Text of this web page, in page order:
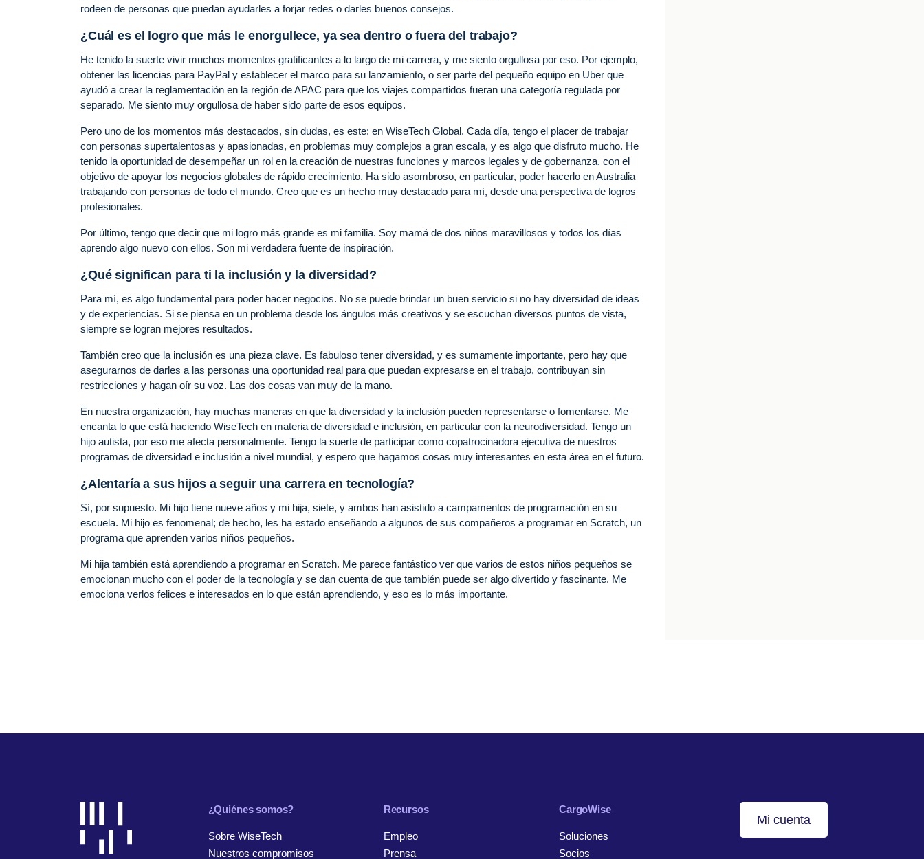
rodeen de personas que puedan ayudarles a forjar redes o darles buenos consejos.
¿Cuál es el logro que más le enorgullece, ya sea dentro o fuera del trabajo?
He tenido la suerte vivir muchos momentos gratificantes a lo largo de mi carrera, y me siento orgullosa por eso. Por ejemplo,
obtener las licencias para PayPal y establecer el marco para su lanzamiento, o ser parte del pequeño equipo en Uber que
ayudó a crear la reglamentación en la región de APAC para que los viajes compartidos fueran una categoría regulada por
separado. Me siento muy orgullosa de haber sido parte de esos equipos.
Pero uno de los momentos más destacados, sin dudas, es este: en WiseTech Global. Cada día, tengo el placer de trabajar
con personas supertalentosas y apasionadas, en problemas muy complejos a gran escala, y es algo que disfruto mucho. He
tenido la oportunidad de desempeñar un rol en la creación de nuestras funciones y marcos legales y de gobernanza, con el
objetivo de apoyar los negocios globales de rápido crecimiento. Ha sido asombroso, en particular, poder hacerlo en Australia
trabajando con personas de todo el mundo. Creo que es un hecho muy destacado para mí, desde una perspectiva de logros
profesionales.
Por último, tengo que decir que mi logro más grande es mi familia. Soy mamá de dos niños maravillosos y todos los días
aprendo algo nuevo con ellos. Son mi verdadera fuente de inspiración.
¿Qué significan para ti la inclusión y la diversidad?
Para mí, es algo fundamental para poder hacer negocios. No se puede brindar un buen servicio si no hay diversidad de ideas
y de experiencias. Si se piensa en un problema desde los ángulos más creativos y se escuchan diversos puntos de vista,
siempre se logran mejores resultados.
También creo que la inclusión es una pieza clave. Es fabuloso tener diversidad, y es sumamente importante, pero hay que
asegurarnos de darles a las personas una oportunidad real para que puedan expresarse en el trabajo, contribuyan sin
restricciones y hagan oír su voz. Las dos cosas van muy de la mano.
En nuestra organización, hay muchas maneras en que la diversidad y la inclusión pueden representarse o fomentarse. Me
encanta lo que está haciendo WiseTech en materia de diversidad e inclusión, en particular con la neurodiversidad. Tengo un
hijo autista, por eso me afecta personalmente. Tengo la suerte de participar como copatrocinadora ejecutiva de nuestros
programas de diversidad e inclusión a nivel mundial, y espero que hagamos cosas muy interesantes en esta área en el futuro.
¿Alentaría a sus hijos a seguir una carrera en tecnología?
Sí, por supuesto. Mi hijo tiene nueve años y mi hija, siete, y ambos han asistido a campamentos de programación en su
escuela. Mi hijo es fenomenal; de hecho, les ha estado enseñando a algunos de sus compañeros a programar en Scratch, un
programa que aprenden varios niños pequeños.
Mi hija también está aprendiendo a programar en Scratch. Me parece fantástico ver que varios de estos niños pequeños se
emocionan mucho con el poder de la tecnología y se dan cuenta de que también puede ser algo divertido y fascinante. Me
emociona verlos felices e interesados en lo que están aprendiendo, y eso es lo más importante.
¿Quiénes somos?
Sobre WiseTech
Nuestros compromisos
Recursos
Empleo
Prensa
CargoWise
Soluciones
Socios
Mi cuenta